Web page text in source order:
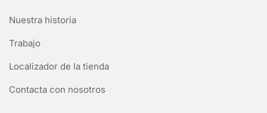
Nuestra historia
Trabajo
Localizador de la tienda
Contacta con nosotros